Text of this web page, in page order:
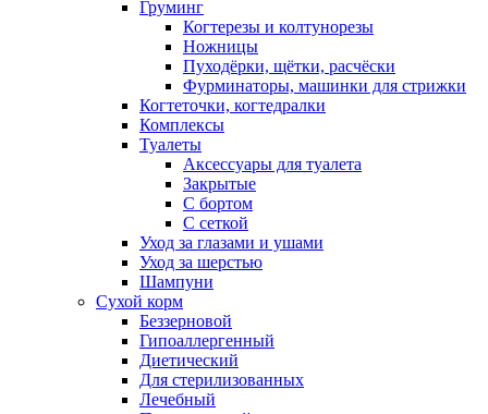
Груминг
Когтерезы и колтунорезы
Ножницы
Пуходёрки, щётки, расчёски
Фурминаторы, машинки для стрижки
Когтеточки, когтедралки
Комплексы
Туалеты
Аксессуары для туалета
Закрытые
С бортом
С сеткой
Уход за глазами и ушами
Уход за шерстью
Шампуни
Сухой корм
Беззерновой
Гипоаллергенный
Диетический
Для стерилизованных
Лечебный